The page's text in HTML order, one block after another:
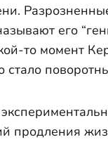
его
то момент
стало
продления